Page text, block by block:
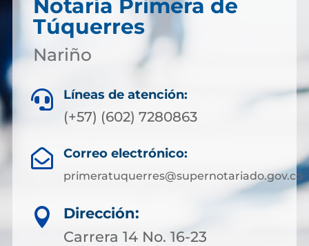
Notaría Primera de
Túquerres
Nariño
 Líneas de atención:
(+57) (602) 7280863
 Correo electrónico:
primeratuquerres@supernotariado.gov.co

Dirección:
Carrera 14 No. 16-23